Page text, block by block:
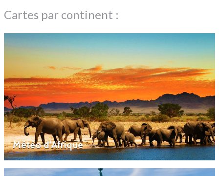
Cartes par continent :
Météo d’Afrique